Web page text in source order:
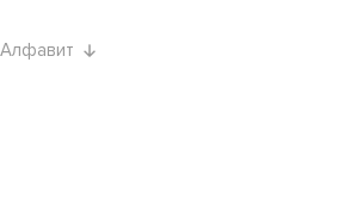
Алфавит